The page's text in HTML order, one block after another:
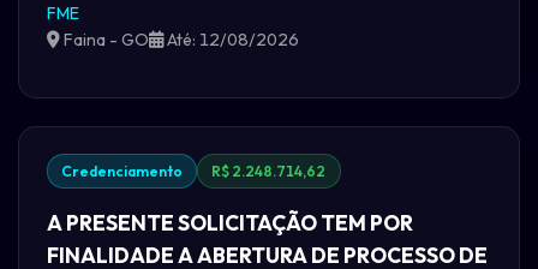
FME
Faina - GO
Até: 12/08/2026
Credenciamento R$ 2.248.714,62
A PRESENTE SOLICITAÇÃO TEM POR
FINALIDADE A ABERTURA DE PROCESSO DE